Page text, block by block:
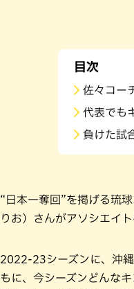
目次
佐々コー
代表でも
負けた試
“日本一奪回”を掲げる琉
りお）さんがアソシエイ
2022-23シーズンに、沖
もに、今シーズンどんな